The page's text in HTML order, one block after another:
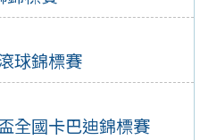
球錦標賽
全國卡巴迪錦標賽